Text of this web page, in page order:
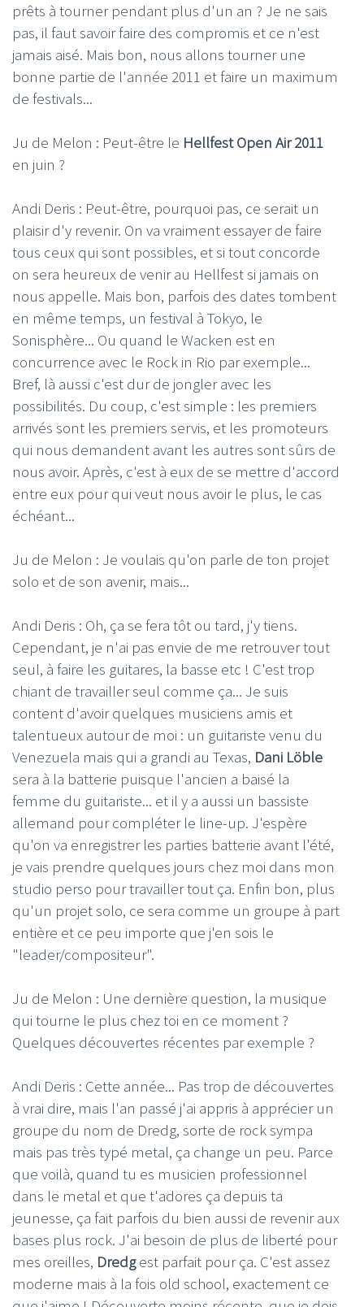
prêts à tourner pendant plus d'un an ? Je ne sais
pas, il faut savoir faire des compromis et ce n'est
jamais aisé. Mais bon, nous allons tourner une
bonne partie de l'année 2011 et faire un maximum
de festivals...
Ju de Melon : Peut-être le Hellfest Open Air 2011
en juin ?
Andi Deris : Peut-être, pourquoi pas, ce serait un
plaisir d'y revenir. On va vraiment essayer de faire
tous ceux qui sont possibles, et si tout concorde
on sera heureux de venir au Hellfest si jamais on
nous appelle. Mais bon, parfois des dates tombent
en même temps, un festival à Tokyo, le
Sonisphère... Ou quand le Wacken est en
concurrence avec le Rock in Rio par exemple...
Bref, là aussi c'est dur de jongler avec les
possibilités. Du coup, c'est simple : les premiers
arrivés sont les premiers servis, et les promoteurs
qui nous demandent avant les autres sont sûrs de
nous avoir. Après, c'est à eux de se mettre d'accord
entre eux pour qui veut nous avoir le plus, le cas
échéant...
Ju de Melon : Je voulais qu'on parle de ton projet
solo et de son avenir, mais...
Andi Deris : Oh, ça se fera tôt ou tard, j'y tiens.
Cependant, je n'ai pas envie de me retrouver tout
seul, à faire les guitares, la basse etc ! C'est trop
chiant de travailler seul comme ça... Je suis
content d'avoir quelques musiciens amis et
talentueux autour de moi : un guitariste venu du
Venezuela mais qui a grandi au Texas, Dani Löble
sera à la batterie puisque l'ancien a baisé la
femme du guitariste... et il y a aussi un bassiste
allemand pour compléter le line-up. J'espère
qu'on va enregistrer les parties batterie avant l'été,
je vais prendre quelques jours chez moi dans mon
studio perso pour travailler tout ça. Enfin bon, plus
qu'un projet solo, ce sera comme un groupe à part
entière et ce peu importe que j'en sois le
"leader/compositeur".
Ju de Melon : Une dernière question, la musique
qui tourne le plus chez toi en ce moment ?
Quelques découvertes récentes par exemple ?
Andi Deris : Cette année... Pas trop de découvertes
à vrai dire, mais l'an passé j'ai appris à apprécier un
groupe du nom de Dredg, sorte de rock sympa
mais pas très typé metal, ça change un peu. Parce
que voilà, quand tu es musicien professionnel
dans le metal et que t'adores ça depuis ta
jeunesse, ça fait parfois du bien aussi de revenir aux
bases plus rock. J'ai besoin de plus de liberté pour
mes oreilles, Dredgest parfait pour ça. C'est assez
moderne mais à la fois old school, exactement ce